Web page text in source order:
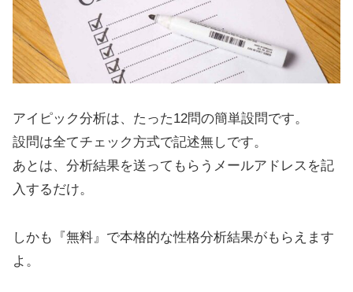
アイピック分析は、たった12問の簡単設問です。
設問は全てチェック方式で記述無しです。
あとは、分析結果を送ってもらうメールアドレスを記
入するだけ。
しかも『無料』で本格的な性格分析結果がもらえます
よ。